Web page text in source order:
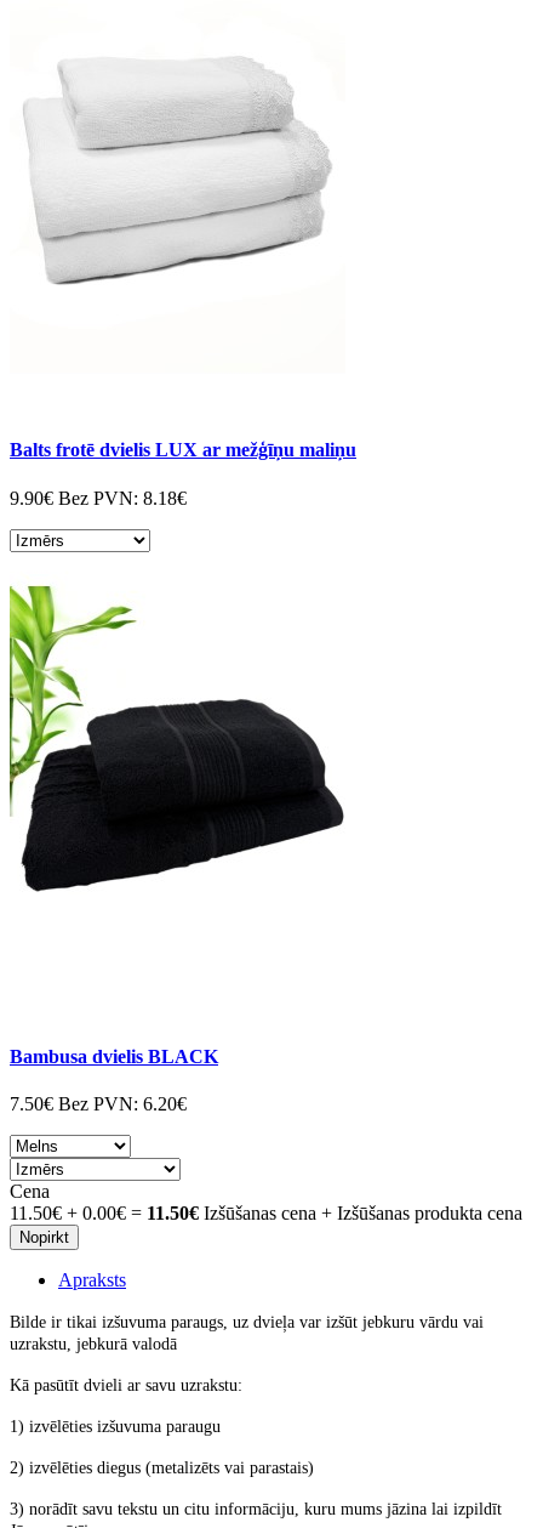
Balts frotē dvielis LUX ar mežģīņu maliņu
9.90€ Bez PVN: 8.18€
Bambusa dvielis BLACK
7.50€ Bez PVN: 6.20€
Cena
11.50€ + 0.00€ = 11.50€ Izšūšanas cena + Izšūšanas produkta cena
Nopirkt
Apraksts
Bilde ir tikai izšuvuma paraugs, uz dvieļa var izšūt jebkuru vārdu vai
uzrakstu, jebkurā valodā
Kā pasūtīt dvieli ar savu uzrakstu:
1) izvēlēties izšuvuma paraugu
2) izvēlēties diegus (metalizēts vai parastais)
3) norādīt savu tekstu un citu informāciju, kuru mums jāzina lai izpildīt